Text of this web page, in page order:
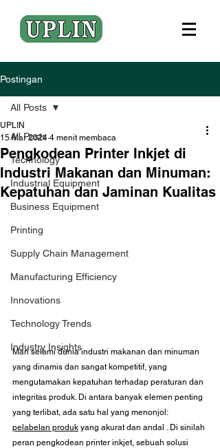
Postingan
All Posts
Technology
Industrial Equipment
Business Equipment
Printing
Supply Chain Management
Manufacturing Efficiency
Innovations
Technology Trends
Industry Insights
All Posts
Pengkodean Printer Inkjet di
Industri Makanan dan Minuman:
Kepatuhan dan Jaminan Kualitas
UPLIN
15 Mar 2024 4 menit membaca
Mari selami dunia industri makanan dan minuman
yang dinamis dan sangat kompetitif, yang
mengutamakan kepatuhan terhadap peraturan dan
integritas produk. Di antara banyak elemen penting
yang terlibat, ada satu hal yang menonjol:
pelabelan produk yang akurat dan andal
. Di sinilah
peran pengkodean printer inkjet, sebuah solusi